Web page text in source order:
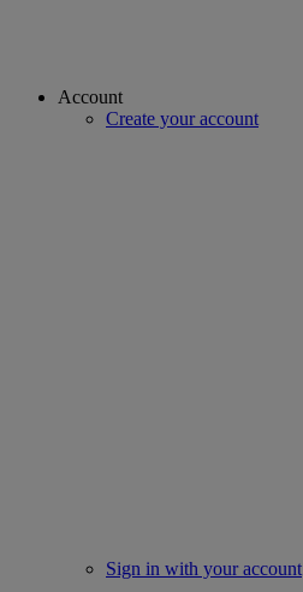
Account
Create your account
Sign in with your account